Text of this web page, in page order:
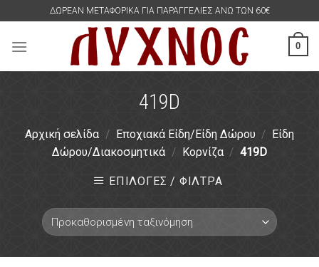
content
ΔΩΡΕΑΝ ΜΕΤΑΦΟΡΙΚΑ ΓΙΑ ΠΑΡΑΓΓΕΛΙΕΣ ΑΝΩ ΤΩΝ 60€
0
419D
Αρχική σελίδα / Εποχιακά Είδη/Είδη Δώρου /
Είδη
Δώρου/Διακοσμητικά / Κορνίζα / 419D
ΕΠΙΛΟΓΕΣ / ΦΙΛΤΡΑ